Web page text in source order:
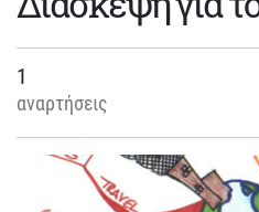
1
αναρτήσεις